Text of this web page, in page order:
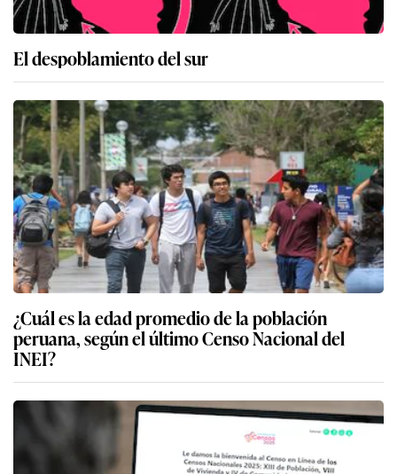
El despoblamiento del sur
¿Cuál es la edad promedio de la población
peruana, según el último Censo Nacional del
INEI?